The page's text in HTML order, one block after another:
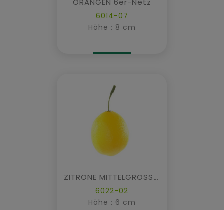
ORANGEN 6er-Netz
6014-07
Höhe : 8 cm
ZITRONE MITTELGROSSE MIT STIEL
6022-02
Höhe : 6 cm